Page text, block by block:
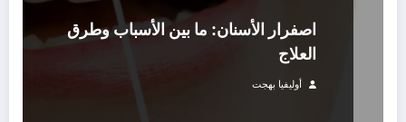
اصفرار الأسنان: ما بين الأسباب وطرق
العلاج
أوليفيا بهجت